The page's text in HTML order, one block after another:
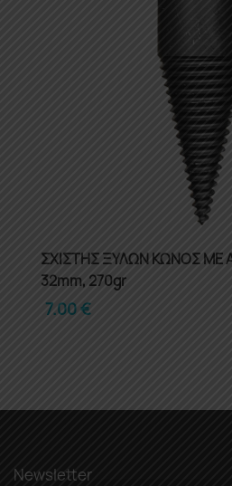
ΣΧΙΣΤΗΣ ΞΥΛΩΝ ΚΩΝΟΣ ΜΕ
32mm, 270gr
7.00€
Newsletter